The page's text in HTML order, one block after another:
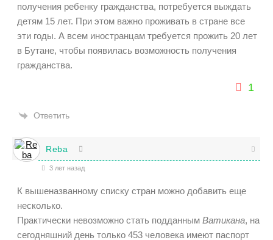
получения ребенку гражданства, потребуется выждать
детям 15 лет. При этом важно проживать в стране все
эти годы. А всем иностранцам требуется прожить 20 лет
в Бутане, чтобы появилась возможность получения
гражданства.
1
Ответить
Reba
3 лет назад
К вышеназванному списку стран можно добавить еще
несколько.
Практически невозможно стать подданным Ватикана, на
сегодняшний день только 453 человека имеют паспорт